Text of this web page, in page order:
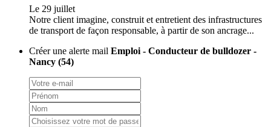
Le 29 juillet
Notre client imagine, construit et entretient des infrastructures
de transport de façon responsable, à partir de son ancrage...
Créer une alerte mail Emploi - Conducteur de bulldozer -
Nancy (54)